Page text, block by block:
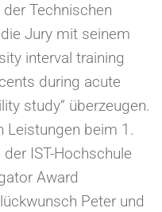
Technischen
Jury mit seinem
interval training
during acute
study“ überzeugen.
Leistungen beim 1.
IST-Hochschule
Award
Peter und